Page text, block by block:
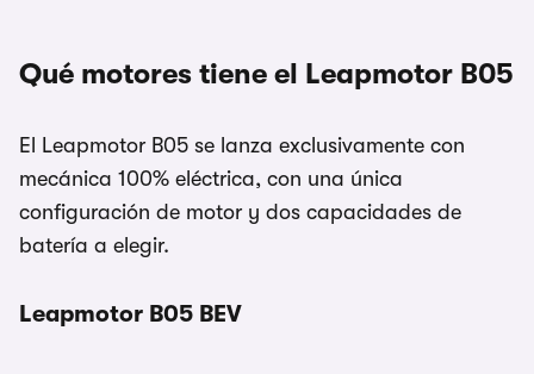
Qué motores tiene el Leapmotor B05
El Leapmotor B05 se lanza exclusivamente con
mecánica 100% eléctrica, con una única
configuración de motor y dos capacidades de
batería a elegir.
Leapmotor B05 BEV